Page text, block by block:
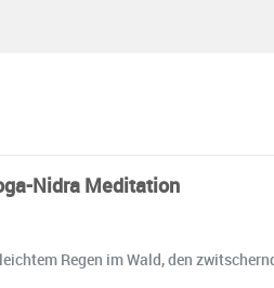
Nidra Meditation
Regen im Wald, den